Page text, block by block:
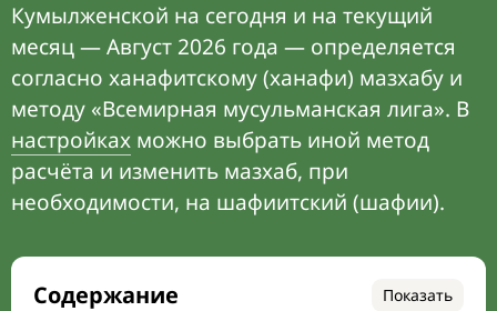
Кумылженской на сегодня и на текущий
месяц — Август 2026 года — определяется
согласно ханафитскому (ханафи) мазхабу и
методу «Всемирная мусульманская лига». В
настройках можно выбрать иной метод
расчёта и изменить мазхаб, при
необходимости, на шафиитский (шафии).
Содержание Показать